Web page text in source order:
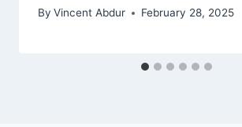
By Vincent Abdur February 28, 2025